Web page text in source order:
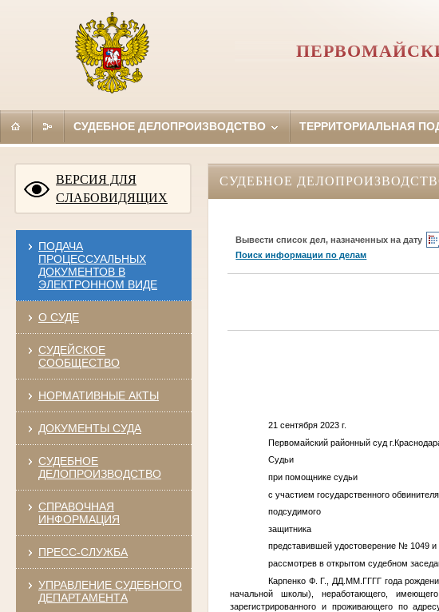
СУДЕБНОЕ ДЕЛОПРОИЗВОДСТВО ТЕРРИТОРИАЛЬНАЯ
ВЕРСИЯ ДЛЯ
СЛАБОВИДЯЩИХ
ПОДАЧА
ПРОЦЕССУАЛЬНЫХ
ДОКУМЕНТОВ В
ЭЛЕКТРОННОМ ВИДЕ
О СУДЕ
СУДЕЙСКОЕ
СООБЩЕСТВО
НОРМАТИВНЫЕ АКТЫ
ДОКУМЕНТЫ СУДА
СУДЕБНОЕ
ДЕЛОПРОИЗВОДСТВО
СПРАВОЧНАЯ
ИНФОРМАЦИЯ
ПРЕСС-СЛУЖБА
УПРАВЛЕНИЕ СУДЕБНОГО
ДЕПАРТАМЕНТА
СУДЕБНОЕ
Вывести список дел, назначенных на дату
Поиск информации по делам
21 сентября
Первомайский районный суд
Судьи
при помощнике судьи
с участием
представившей удостоверение № 1049
рассмотрев в открытом судебном
Карпенко Ф. Г.
ДД.ММ.ГГГГгода
начальной школы), неработающего,
зарегистрированного и проживающего по